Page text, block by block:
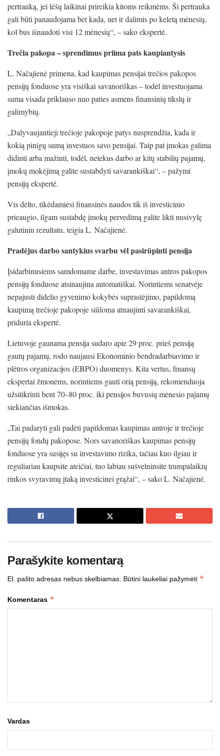
pertrauką, jei lėšų laikinai prireikia kitoms reikmėms. Ši pertrauka
gali būti panaudojama bet kada, net ir dalimis po keletą mėnesių,
kol bus išnaudoti visi 12 mėnesių“, – sako ekspertė.
Trečia pakopa – sprendimus priima pats kaupiantysis
L. Načajienė primena, kad kaupimas pensijai trečios pakopos
pensijų fonduose yra visiškai savanoriškas – todėl investuojama
suma visada priklauso nuo paties asmens finansinių tikslų ir
galimybių.
„Dalyvaujantieji trečioje pakopoje patys nusprendžia, kada ir
kokią pinigų sumą investuos savo pensijai. Taip pat įmokas galima
didinti arba mažinti, todėl, netekus darbo ar kitų stabilių pajamų,
įmokų mokėjimą galite sustabdyti savarankiškai“, – pažymi
pensijų ekspertė.
Vis dėlto, tikėdamiesi finansinės naudos tik iš investicinio
prieaugio, ilgam sustabdę įmokų pervedimą galite likti nusivylę
galutiniu rezultatu, teigia L. Načajienė.
Pradėjus darbo santykius svarbu vėl pasirūpinti pensija
Įsidarbinusiems samdomame darbe, investavimas antros pakopos
pensijų fonduose atsinaujina automatiškai. Norintiems senatvėje
nepajusti didelio gyvenimo kokybės suprastėjimo, papildomą
kaupimą trečioje pakopoje siūloma atnaujinti savarankiškai,
priduria ekspertė.
Lietuvoje gaunama pensija sudaro apie 29 proc. prieš pensiją
gautų pajamų, rodo naujausi Ekonominio bendradarbiavimo ir
plėtros organizacijos (EBPO) duomenys. Kita vertus, finansų
ekspertai žmonėms, norintiems gauti orią pensiją, rekomenduoja
užsitikrinti bent 70–80 proc. iki pensijos buvusių mėnesio pajamų
siekiančias išmokas.
„Tai padaryti gali padėti papildomas kaupimas antroje ir trečioje
pensijų fondų pakopose. Nors savanoriškas kaupimas pensijų
fonduose yra susijęs su investavimo rizika, tačiau kuo ilgiau ir
reguliariau kaupsite ateičiai, tuo labiau sušvelninsite trumpalaikių
rinkos svyravimų įtaką investicinei grąžai“, – sako L. Načajienė.
Parašykite komentarą
El. pašto adresas nebus skelbiamas. Būtini laukeliai pažymėti *
Komentaras *
Vardas